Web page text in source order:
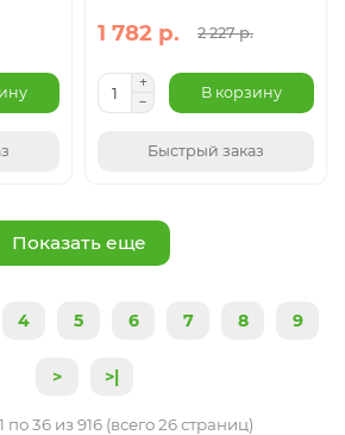
1 782 р. 2 227 р.
В корзину
Быстрый заказ
Показать еще
4 5 6 7 8 9
> >|
по 36 из 916 (всего 26 страниц)